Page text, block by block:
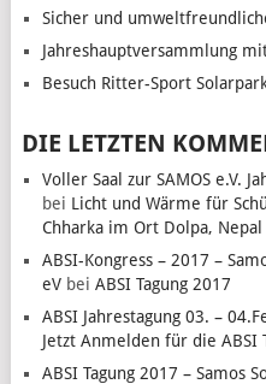
Sicher und
Jahreshauptversammlung
Besuch Ritter-Sport
DIE LETZTEN
Voller Saal zur SAMOS e.V.
bei Licht und Wärme für
Chharka im Ort Dolpa, Nepal
ABSI-Kongress – 2017 –
eVbei ABSI Tagung 2017
ABSI Jahrestagung 03. –
Jetzt Anmelden für die ABSI
ABSI Tagung 2017 – Samos